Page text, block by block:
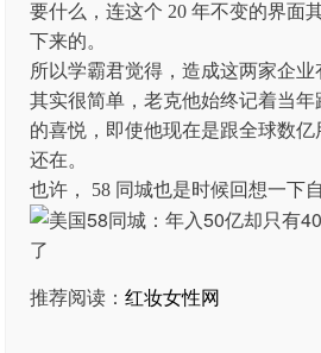
要什么，连这个 20 年不变的界面
下来的。
所以学霸君觉得，造成这两家企业
其实很简单，老克他始终记着当年
的喜悦，即使他现在是跟全球数
还在。
也许， 58 同城也是时候回想一下
推荐阅读：红妆女性网